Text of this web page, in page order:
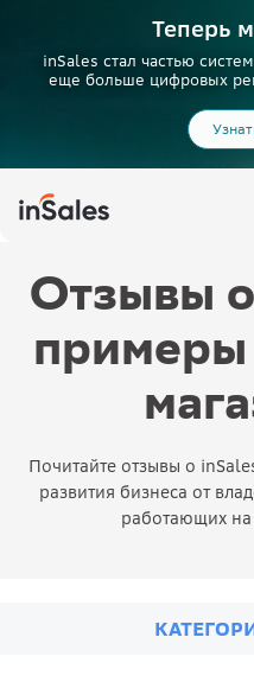
Теперь
inSales стал частью
еще больше цифровых
Отзывы
примеры
Почитайте отзывы о
развития бизнеса от
работающих